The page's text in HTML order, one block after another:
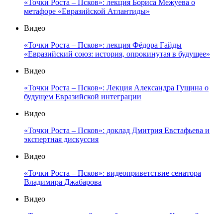
«Точки Роста – Псков»: лекция Бориса Межуева о
метафоре «Евразийской Атлантиды»
Видео
«Точки Роста – Псков»: лекция Фёдора Гайды
«Евразийский союз: история, опрокинутая в будущее»
Видео
«Точки Роста – Псков»: Лекция Александра Гущина о
будущем Евразийской интеграции
Видео
«Точки Роста – Псков»: доклад Дмитрия Евстафьева и
экспертная дискуссия
Видео
«Точки Роста – Псков»: видеоприветствие сенатора
Владимира Джабарова
Видео